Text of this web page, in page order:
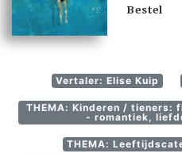
Bestel
Vertaler: Elise Kuip
THEMA: Kinderen / tieners:
- romantiek,
THEMA: